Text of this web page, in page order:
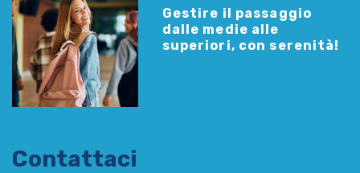
Gestire il passaggio
dalle medie alle
superiori, con serenità!
Contattaci